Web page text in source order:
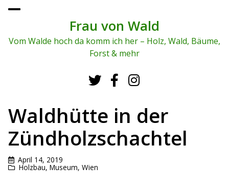
To
me
Frau von Wald
Vom Walde hoch da komm ich her – Holz, Wald, Bäume,
Forst & mehr
Waldhütte in der
Zündholzschachtel
April 14, 2019
Holzbau, Museum, Wien